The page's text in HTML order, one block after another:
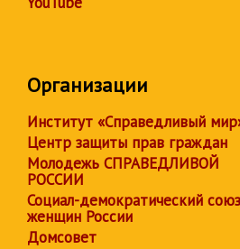
Организации
Институт «Справедливый
Центр защиты прав граждан
Молодежь СПРАВЕДЛИВОЙ
РОССИИ
Социал-демократический союз
женщин России
Домсовет